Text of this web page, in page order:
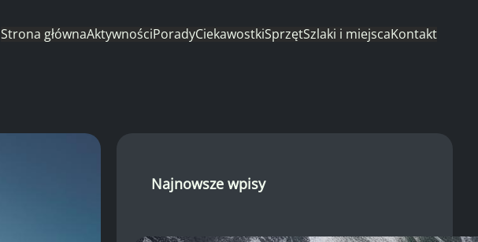
Strona głównaAktywnościPoradyCiekawostkiSprzętSzlaki i miejscaKontakt
Najnowsze wpisy